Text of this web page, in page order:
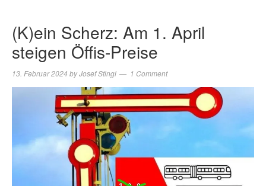
(K)ein Scherz: Am 1. April
steigen Öffis-Preise
13. Februar 2024 byJosef Stingl 1 Comment